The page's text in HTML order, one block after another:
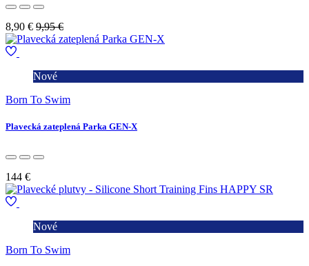
8,90 € 9,95 €
Nové
Born To Swim
Plavecká zateplená Parka GEN-X
144 €
Nové
Born To Swim